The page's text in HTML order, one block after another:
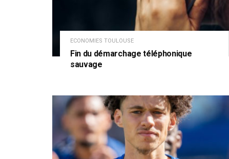
ECONOMIES TOULOUSE
Fin du démarchage téléphonique
sauvage